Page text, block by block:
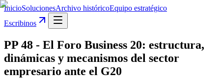
InicioSolucionesArchivo históricoEquipo estratégico
Escribinos
PP 48 - El Foro Business 20: estructura,
dinámicas y mecanismos del sector
empresario ante el G20